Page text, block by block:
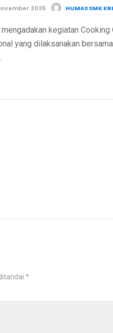
2025 HUMAS SMK
kegiatan Cooking
yang dilaksanakan
*